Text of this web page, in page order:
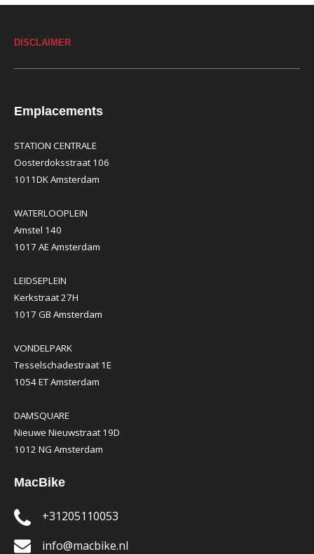
DISCLAIMER
Emplacements
STATION CENTRALE
Oosterdoksstraat 106
1011DK Amsterdam
WATERLOOPLEIN
Amstel 140
1017 AE Amsterdam
LEIDSEPLEIN
Kerkstraat 27H
1017 GB Amsterdam
VONDELPARK
Tesselschadestraat 1E
1054 ET Amsterdam
DAMSQUARE
Nieuwe Nieuwstraat 19D
1012 NG Amsterdam
MacBike
+31205110053
info@macbike.nl